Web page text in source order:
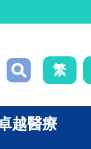
繁
越醫療